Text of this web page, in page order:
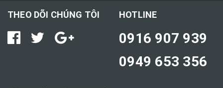
THEO DÕI CHÚNG TÔI HOTLINE
0916 907 939
0949 653 356